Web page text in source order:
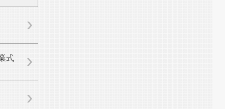
式